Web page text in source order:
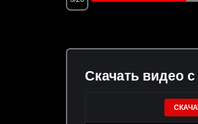
Скачать видео